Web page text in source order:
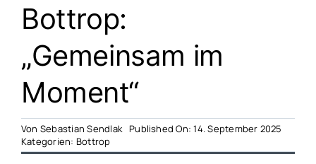
Bottrop:
„Gemeinsam im
Moment“
Von Sebastian Sendlak Published On: 14. September 2025
Kategorien: Bottrop